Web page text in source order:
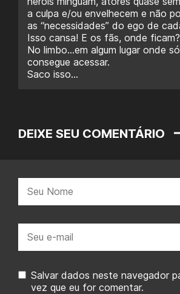
a culpa e/ou envelhecem e não
as “necessidades” do ego de
Isso cansa! E os fãs, onde ficam?
No limbo…em algum lugar onde
consegue acessar.
Saco isso…
DEIXE SEU COMENTÁRIO
mail:
Salvar dados neste navegador
vez que eu for comentar.